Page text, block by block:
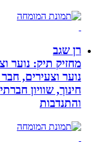
רן שגב
מחזיק תיק: נוער
נוער וצעירים, חבר
חינוך, שוויון חברתי,
והתנדבות